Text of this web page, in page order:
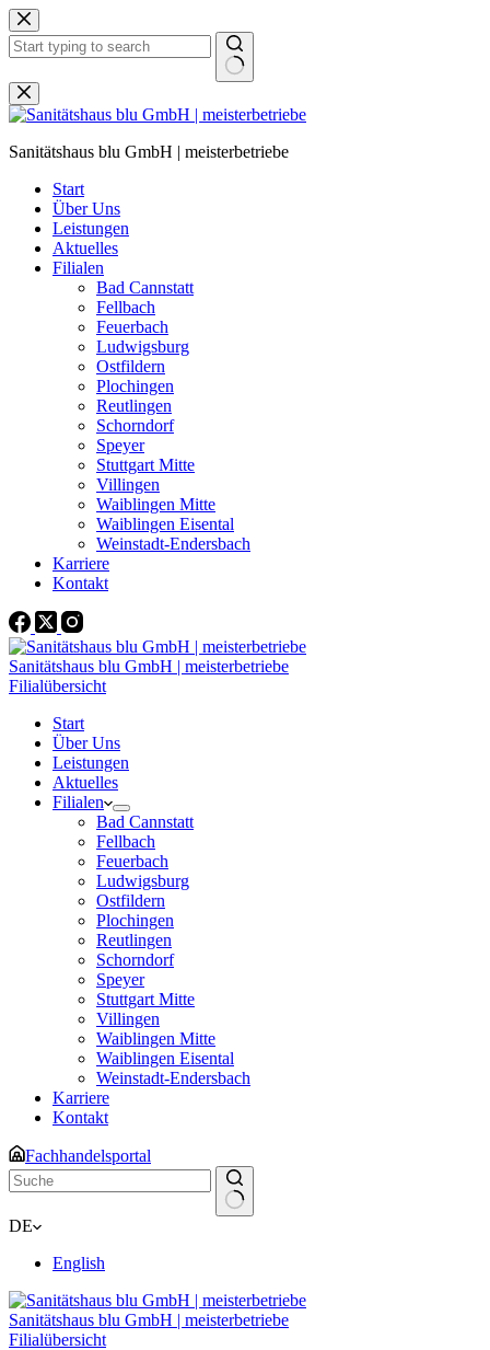
Zum
Inhalt
springen
Keine
Ergebnisse
Sanitätshaus blu GmbH | meisterbetriebe
Start
Über Uns
Leistungen
Aktuelles
Filialen
Bad Cannstatt
Fellbach
Feuerbach
Ludwigsburg
Ostfildern
Plochingen
Reutlingen
Schorndorf
Speyer
Stuttgart Mitte
Villingen
Waiblingen Mitte
Waiblingen Eisental
Weinstadt-Endersbach
Karriere
Kontakt
Sanitätshaus blu GmbH | meisterbetriebe
Filialübersicht
Start
Über Uns
Leistungen
Aktuelles
Filialen
Bad Cannstatt
Fellbach
Feuerbach
Ludwigsburg
Ostfildern
Plochingen
Reutlingen
Schorndorf
Speyer
Stuttgart Mitte
Villingen
Waiblingen Mitte
Waiblingen Eisental
Weinstadt-Endersbach
Karriere
Kontakt
Fachhandelsportal
Keine
DE
English
Sanitätshaus blu GmbH | meisterbetriebe
Filialübersicht